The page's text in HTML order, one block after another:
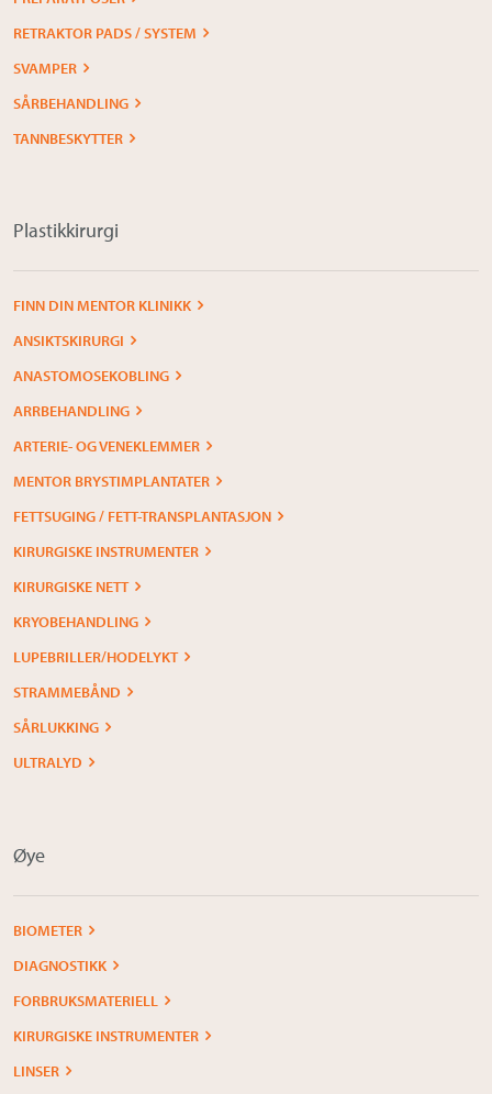
RETRAKTOR PADS / SYSTEM
SVAMPER
SÅRBEHANDLING
TANNBESKYTTER
Plastikkirurgi
FINN DIN MENTOR KLINIKK
ANSIKTSKIRURGI
ANASTOMOSEKOBLING
ARRBEHANDLING
ARTERIE- OG VENEKLEMMER
MENTOR BRYSTIMPLANTATER
FETTSUGING / FETT-TRANSPLANTASJON
KIRURGISKE INSTRUMENTER
KIRURGISKE NETT
KRYOBEHANDLING
LUPEBRILLER/HODELYKT
STRAMMEBÅND
SÅRLUKKING
ULTRALYD
Øye
BIOMETER
DIAGNOSTIKK
FORBRUKSMATERIELL
KIRURGISKE INSTRUMENTER
LINSER